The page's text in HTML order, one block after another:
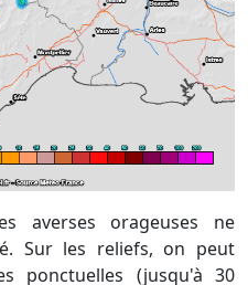
Sur les reliefs, on peut
ponctuelles (jusqu'à 30